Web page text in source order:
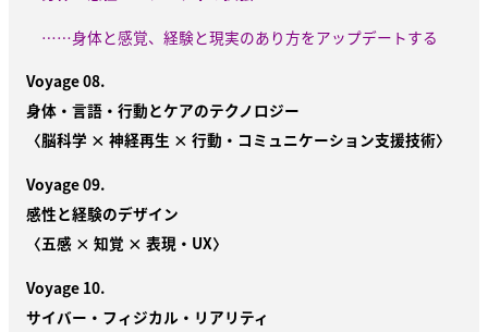
……身体と感覚、経験と現実のあり方をアップデートする
Voyage 08.
身体・言語・行動とケアのテクノロジー
〈脳科学 × 神経再生 × 行動・コミュニケーション支援技術〉
Voyage 09.
感性と経験のデザイン
〈五感 × 知覚 × 表現・UX〉
Voyage 10.
サイバー・フィジカル・リアリティ